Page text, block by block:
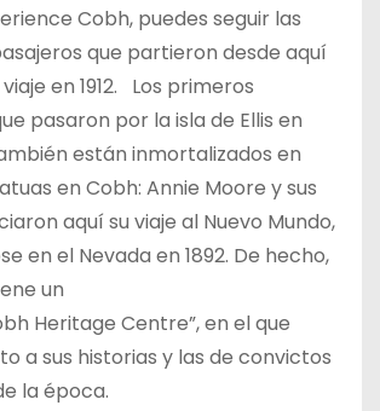
Cobh, puedes seguir las
que partieron desde aquí
en 1912. Los primeros
pasaron por la isla de Ellis en
están inmortalizados en
en Cobh: Annie Moore y sus
aquí su viaje al Nuevo Mundo,
en el Nevada en 1892. De hecho,
un
Heritage Centre”, en el que
a sus historias y las de convictos
la época.